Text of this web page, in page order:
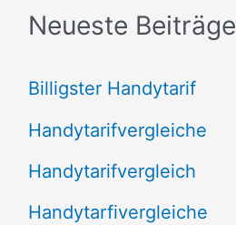
hNeueste Beiträge
Billigster Handytarif
Handytarifvergleiche
Handytarifvergleich
Handytarfivergleiche